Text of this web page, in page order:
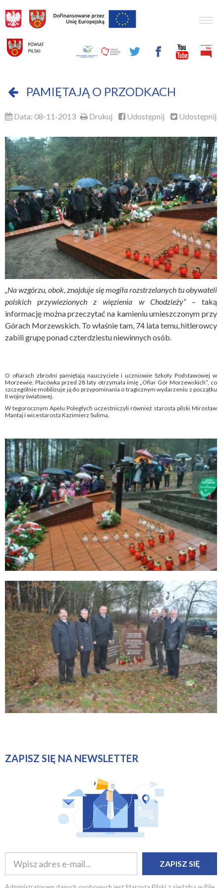
PAMIĘTAJĄ O PRZODKACH
Data: 08-11-2013 Drukuj Udostępnij Udostępnij
„Na wzgórzu, obok, znajduje się mogiła rozstrzelanych tu obywateli
polskich przywiezionych z więzienia w Chodzieży”– taką
informację można przeczytać na kamieniu umieszczonym przy
Górach Morzewskich. To właśnie tam, 74 lata temu, hitlerowcy
zabili grupę ponad czterdziestu niewinnych osób.
O ofiarach zbrodni pamiętają nauczyciele i uczniowie Szkoły Podstawowej w
Morzewie. Placówka przed 28 laty otrzymała imię „Ofiar Gór Morzewskich”, co
szczególnie mobilizuje ją do przypominania o tragicznym wydarzeniu z początku
II wojny światowej.
W tegorocznym Apelu Poległych uczestniczyli również starosta pilski Mirosław
Mantaj i wicestarosta Kazimierz Sulima.
ZAPISZ SIĘ NA NEWSLETTER
ZAPISZ SIĘ